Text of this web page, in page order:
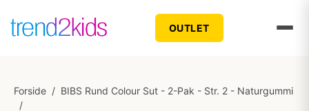
OUTLET
Forside / BIBS Rund Colour Sut - 2-Pak - Str. 2 - Naturgummi
/